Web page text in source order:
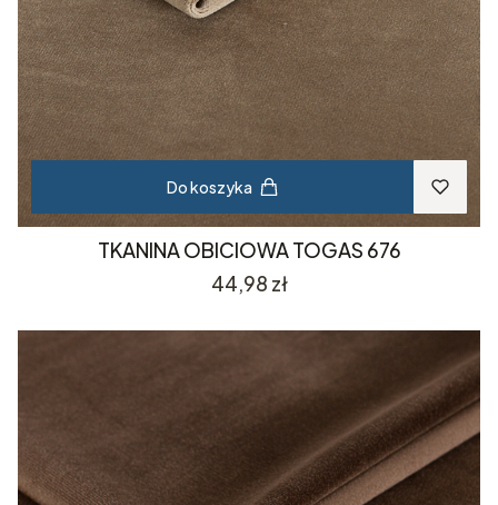
Do koszyka
TKANINA OBICIOWA TOGAS 676
Cena
44,98 zł